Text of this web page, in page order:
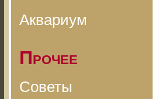
Аквариум
Прочее
Советы